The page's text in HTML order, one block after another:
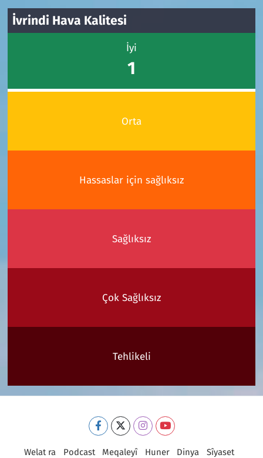
İvrindi Hava Kalitesi
İyi
1
Orta
Hassaslar için sağlıksız
Sağlıksız
Çok Sağlıksız
Tehlikeli
Welat ra Podcast Meqaleyî Huner Dinya
Sîyaset